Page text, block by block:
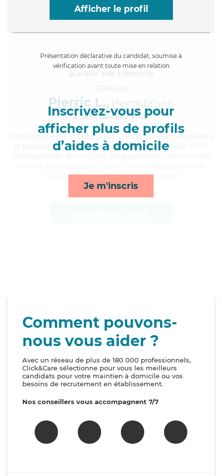
Afficher le profil
Présentation déclarative du candidat, soumise à
vérification avant toute mise en relation
Inscrivez-vous pour
afficher plus de profils
d’aides à domicile
Je m'inscris
SÉRIEUX
Pierric L., Heimsbrunn
à 5km de chez Vous
, joyeux et chaleureux, Pierric a 11 ans d'expérience
et possède un BEP Carrières Sanitaires et Sociales (CSS).
courses/livraison et toilette/habillage*
Comment pouvons-
nous vous aider ?
Avec un réseau de plus de 180 000 professionnels,
Click&Care sélectionne pour vous les meilleurs
candidats pour votre maintien à domicile ou vos
besoins de recrutement en établissement.
Nos conseillers vous accompagnent 7/7